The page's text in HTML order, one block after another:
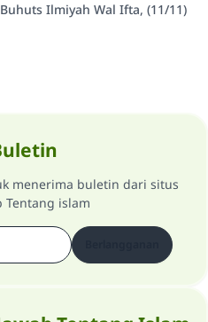
Ilmiyah Wal Ifta, (11/11)
menerima buletin dari situs
Tentang islam